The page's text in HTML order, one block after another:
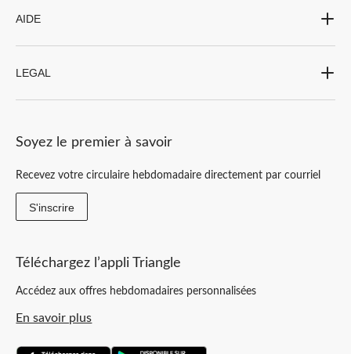
AIDE
LEGAL
Soyez le premier à savoir
Recevez votre circulaire hebdomadaire directement par courriel
S'inscrire
Téléchargez l’appli Triangle
Accédez aux offres hebdomadaires personnalisées
En savoir plus